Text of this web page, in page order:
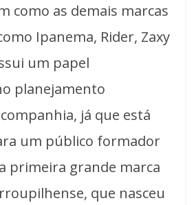
como as demais marcas
Ipanema, Rider, Zaxy
um papel
planejamento
já que está
um público formador
primeira grande marca
que nasceu